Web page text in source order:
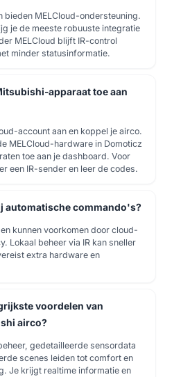
bieden MELCloud-ondersteuning.
je de meeste robuuste integratie
MELCloud blijft IR-control
minder statusinformatie.
apparaat toe aan
account aan en koppel je airco.
MELCloud-hardware in Domoticz
toe aan je dashboard. Voor
een IR-sender en leer de codes.
automatische commando's?
kunnen voorkomen door cloud-
Lokaal beheer via IR kan sneller
extra hardware en
voordelen van
airco?
gedetailleerde sensordata
scenes leiden tot comfort en
Je krijgt realtime informatie en